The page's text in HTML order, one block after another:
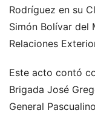
Rodríguez en su
Simón Bolívar del
Relaciones
Este acto contó
Brigada José
General